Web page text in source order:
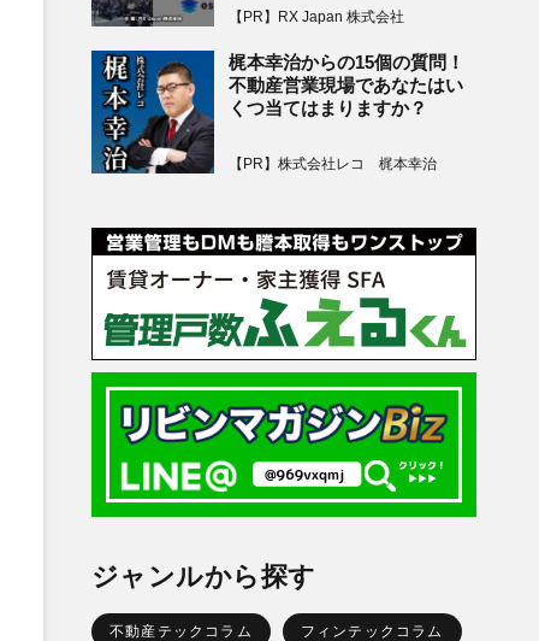
【PR】RX Japan 株式会社
梶本幸治からの15個の質問！
不動産営業現場であなたはい
くつ当てはまりますか？
【PR】株式会社レコ 梶本幸治
ジャンルから探す
不動産テックコラム フィンテックコラム